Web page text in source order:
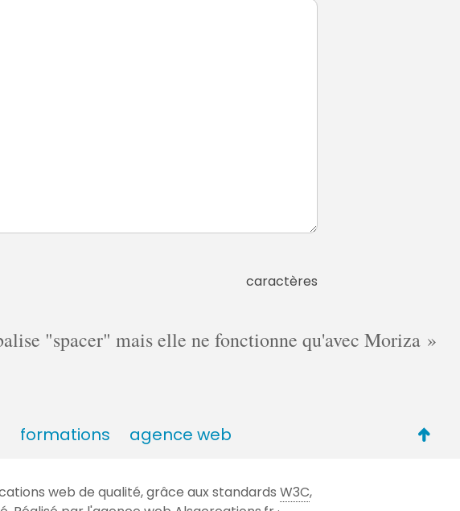
caractères
"spacer" mais elle ne fonctionne qu'avec Moriza
formations agence web
web de qualité, grâce aux standards W3C,